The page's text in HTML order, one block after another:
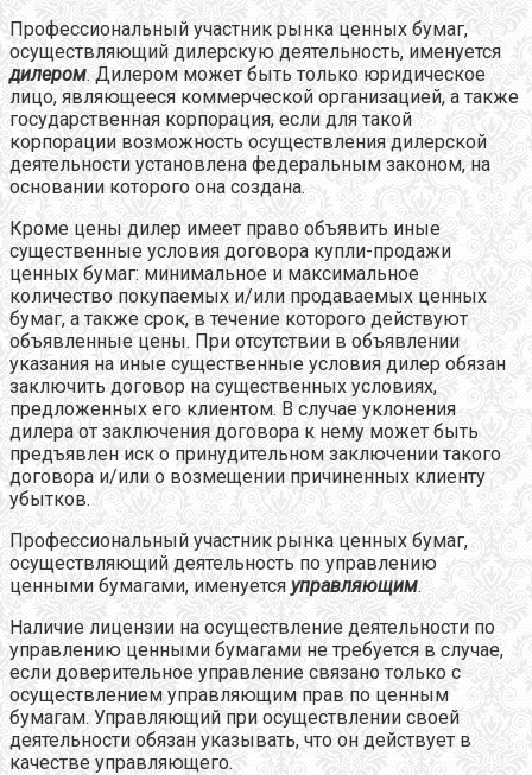
Профессиональный участник рынка ценных бумаг,
осуществляющий дилерскую деятельность, именуется
дилером. Дилером может быть только юридическое
лицо, являющееся коммерческой организацией, а также
государственная корпорация, если для такой
корпорации возможность осуществления дилерской
деятельности установлена федеральным законом, на
основании которого она создана.
Кроме цены дилер имеет право объявить иные
существенные условия договора купли-продажи
ценных бумаг: минимальное и максимальное
количество покупаемых и/или продаваемых ценных
бумаг, а также срок, в течение которого действуют
объявленные цены. При отсутствии в объявлении
указания на иные существенные условия дилер обязан
заключить договор на существенных условиях,
предложенных его клиентом. В случае уклонения
дилера от заключения договора к нему может быть
предъявлен иск о принудительном заключении такого
договора и/или о возмещении причиненных клиенту
убытков.
Профессиональный участник рынка ценных бумаг,
осуществляющий деятельность по управлению
ценными бумагами, именуется управляющим.
Наличие лицензии на осуществление деятельности по
управлению ценными бумагами не требуется в случае,
если доверительное управление связано только с
осуществлением управляющим прав по ценным
бумагам. Управляющий при осуществлении своей
деятельности обязан указывать, что он действует в
качестве управляющего.